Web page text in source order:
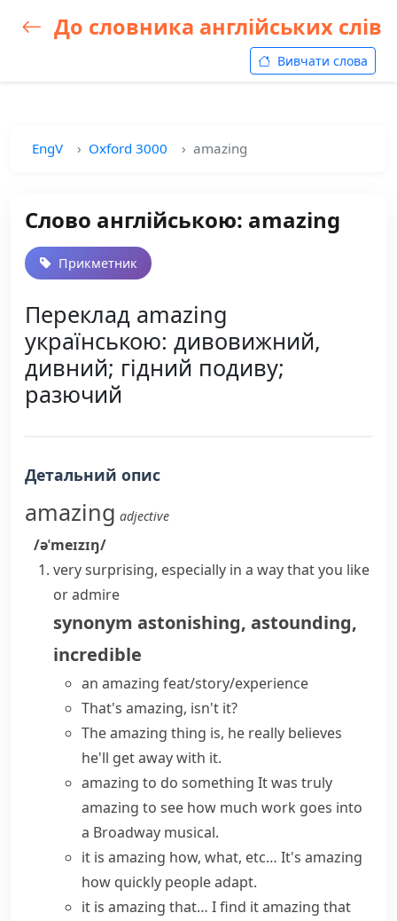
До словника англійських слів
Вивчати слова
EngV Oxford 3000 amazing
Слово англійською: amazing
Прикметник
Переклад amazing
українською: дивовижний,
дивний; гідний подиву;
разючий
Детальний опис
amazing adjective
/əˈmeɪzɪŋ/
very surprising, especially in a way that you like
or admire
synonym astonishing, astounding,
incredible
an amazing feat/story/experience
That's amazing, isn't it?
Theamazing thing is, he really believes
he'll get away with it.
amazing to do something It was truly
amazing to see how much work goes into
a Broadway musical.
it is amazing how, what, etc… It's amazing
how quickly people adapt.
it is amazing that… Ifind it amazing that